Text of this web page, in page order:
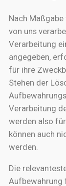
Nach Maßgabe
von uns
Verarbeitung
angegeben,
für ihre
Stehen der
Verarbeitung
werden also
können auch
werden.
Die
Aufbewahrung